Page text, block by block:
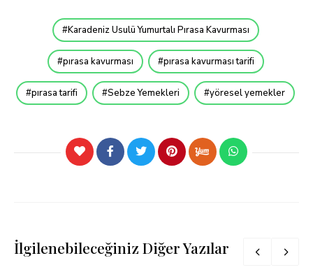
Karadeniz Usulü Yumurtalı Pırasa Kavurması
pırasa kavurması pırasa kavurması tarifi
pırasa tarifi Sebze Yemekleri yöresel yemekler
İlgilenebileceğiniz Diğer Yazılar